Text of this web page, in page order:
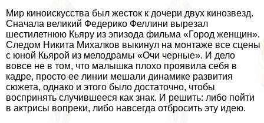
Мир киноискусства был жесток к дочери двух кинозвезд.
Сначала великий Федерико Феллини вырезал
шестилетнюю Кьяру из эпизода фильма «Город женщин».
Следом Никита Михалков выкинул на монтаже все сцены
с юной Кьярой из мелодрамы «Очи черные». И дело
вовсе не в том, что малышка плохо проявила себя в
кадре, просто ее линии мешали динамике развития
сюжета, однако и этого было достаточно, чтобы
воспринять случившееся как знак. И решить: либо пойти
в актрисы вопреки, либо навсегда отбросить эту идею.